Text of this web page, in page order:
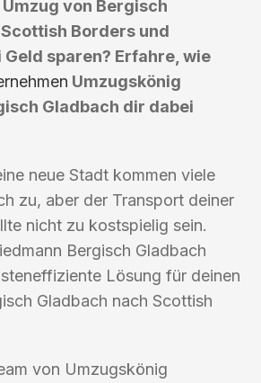
von Bergisch
Borders und
sparen? Erfahre, wie
Umzugskönig
Gladbach dir dabei
neue Stadt kommen viele
zu, aber der Transport deiner
nicht zu kostspielig sein.
Bergisch Gladbach
Lösung für deinen
Gladbach nach Scottish
von Umzugskönig